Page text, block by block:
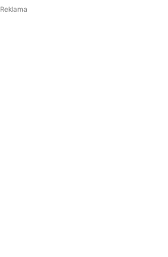
Reklama